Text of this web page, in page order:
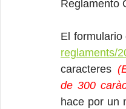
Reglamento
El
reglaments/
caracteres
de 300
hace por un